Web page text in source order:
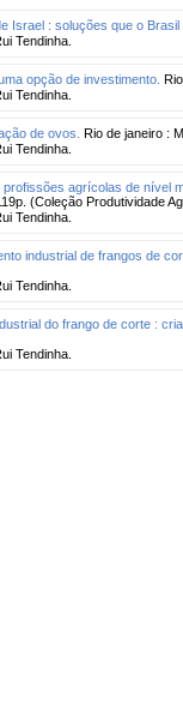
Israel : soluções que o Brasil
Tendinha.
opção de investimento.
Tendinha.
de ovos. Rio de janeiro :
Tendinha.
agrícolas de nível
(Coleção Produtividade
Tendinha.
industrial de frangos de
Tendinha.
do frango de corte :
Tendinha.